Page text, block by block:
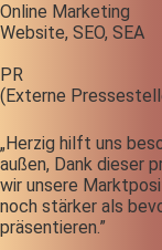
Online Marketing
Website, SEO, SEA
PR
(Externe
„Herzig hilft uns
außen, Dank dieser
wir unsere
noch stärker als
präsentieren.”